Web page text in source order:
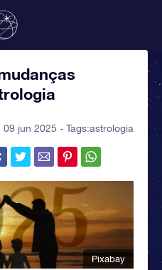
09 jun 2025 - Tags:astrologia
Pixabay